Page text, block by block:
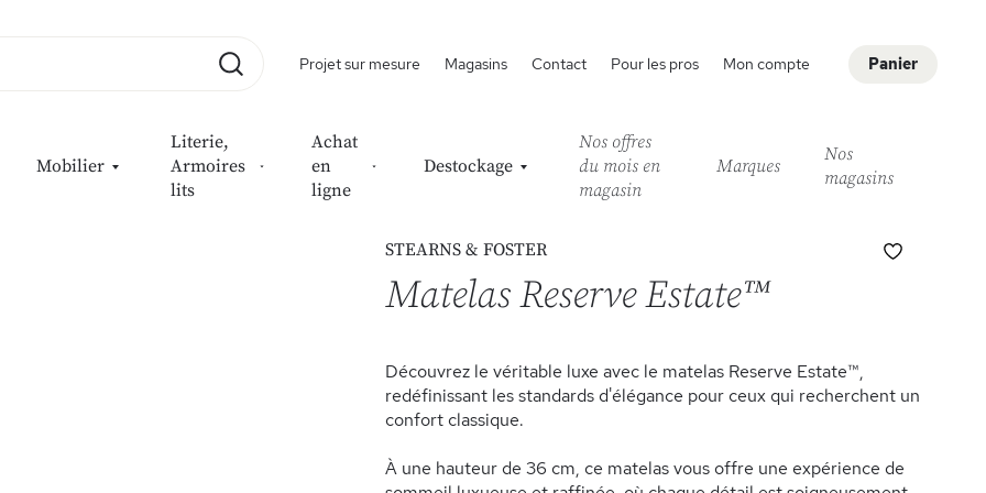
Panier
Projet sur mesure Magasins Contact Pour les pros Mon compte
Mobilier
Literie,
Armoires
lits
Achat
en
ligne
Destockage
Nos offres
du mois en
magasin
Marques
Nos
magasins
STEARNS & FOSTER
Matelas Reserve Estate™
Découvrez le véritable luxe avec le matelas Reserve Estate™,
redéfinissant les standards d'élégance pour ceux qui recherchent un
confort classique.
À une hauteur de 36 cm, ce matelas vous offre une expérience de